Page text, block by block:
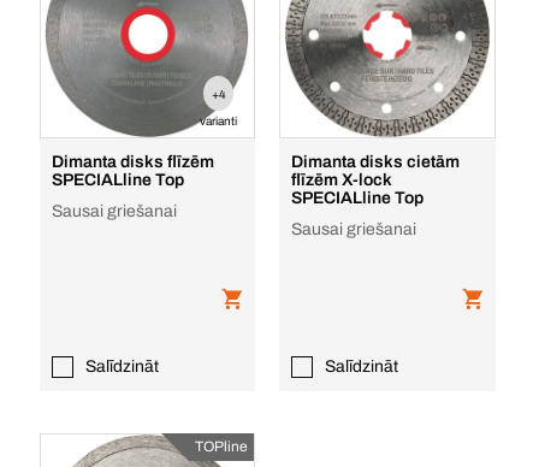
+4
varianti
Dimanta disks flīzēm
SPECIALline Top
Sausai griešanai
Salīdzināt
Dimanta disks cietām
flīzēm X-lock
SPECIALline Top
Sausai griešanai
Salīdzināt
TOPline